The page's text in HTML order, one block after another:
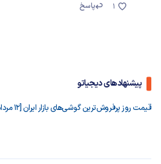
پاسخ
1
پیشنهادهای دیجیاتو
قیمت روز پرفروش‌ترین گوشی‌های بازار ایران [12 مرداد 1405]